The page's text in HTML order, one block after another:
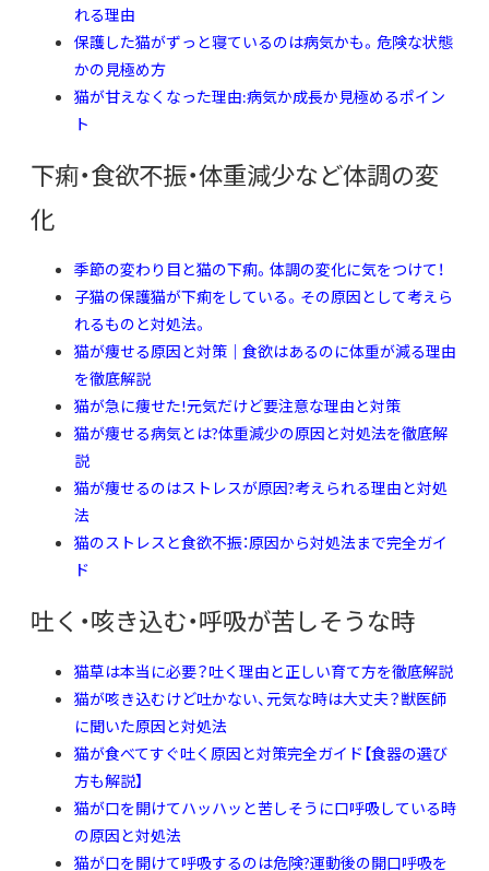
れる理由
保護した猫がずっと寝ているのは病気かも。危険な状態
かの見極め方
猫が甘えなくなった理由:病気か成長か見極めるポイン
ト
下痢・食欲不振・体重減少など体調の変
化
季節の変わり目と猫の下痢。体調の変化に気をつけて！
子猫の保護猫が下痢をしている。その原因として考えら
れるものと対処法。
猫が痩せる原因と対策｜食欲はあるのに体重が減る理由
を徹底解説
猫が急に痩せた!元気だけど要注意な理由と対策
猫が痩せる病気とは?体重減少の原因と対処法を徹底解
説
猫が痩せるのはストレスが原因?考えられる理由と対処
法
猫のストレスと食欲不振：原因から対処法まで完全ガイ
ド
吐く・咳き込む・呼吸が苦しそうな時
猫草は本当に必要？吐く理由と正しい育て方を徹底解説
猫が咳き込むけど吐かない、元気な時は大丈夫？獣医師
に聞いた原因と対処法
猫が食べてすぐ吐く原因と対策完全ガイド【食器の選び
方も解説】
猫が口を開けてハッハッと苦しそうに口呼吸している時
の原因と対処法
猫が口を開けて呼吸するのは危険?運動後の開口呼吸を